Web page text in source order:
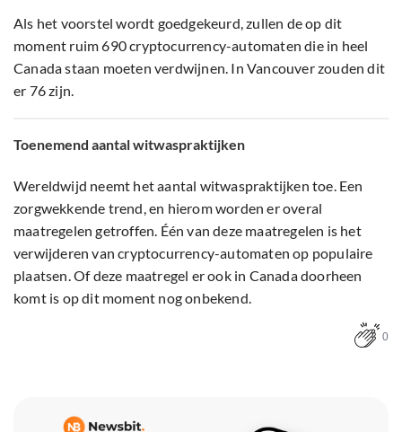
Als het voorstel wordt goedgekeurd, zullen de op dit
moment ruim 690 cryptocurrency-automaten die in heel
Canada staan moeten verdwijnen. In Vancouver zouden dit
er 76 zijn.
Toenemend aantal witwaspraktijken
Wereldwijd neemt het aantal witwaspraktijken toe. Een
zorgwekkende trend, en hierom worden er overal
maatregelen getroffen. Één van deze maatregelen is het
verwijderen van cryptocurrency-automaten op populaire
plaatsen. Of deze maatregel er ook in Canada doorheen
komt is op dit moment nog onbekend.
0